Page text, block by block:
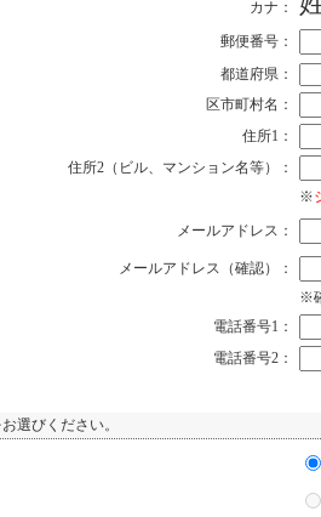
カナ：
郵便番号：
都道府県：
区市町村名：
住所1：
住所2（ビル、マンション名等）：
※
メールアドレス：
メールアドレス（確認）：
※
電話番号1：
電話番号2：
選びください。